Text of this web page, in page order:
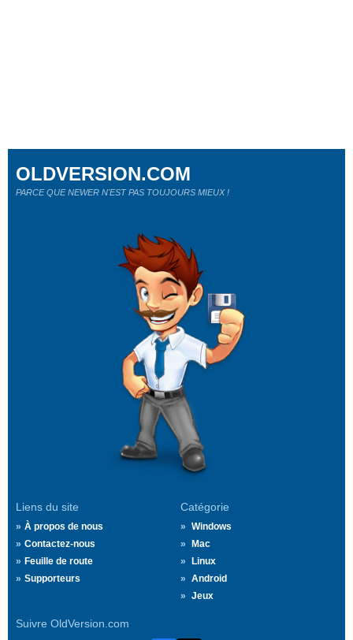
Liens du site
À propos de nous
Contactez-nous
Feuille de route
Supporteurs
Catégorie
Windows
Mac
Linux
Android
Jeux
Suivre OldVersion.com
OLDVERSION.COM
PARCE QUE NEWER N'EST PAS TOUJOURS MIEUX !